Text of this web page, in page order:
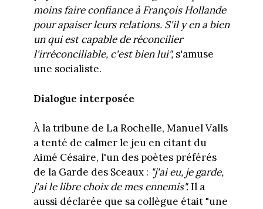
moins faire confiance à François Hollande
pour apaiser leurs relations. S'il y en a bien
un qui est capable de réconcilier
l'irréconciliable, c'est bien lui",s'amuse
une socialiste.
Dialogue interposée
À la tribune de La Rochelle, Manuel Valls
a tenté de calmer le jeu en citant du
Aimé Césaire, l'un des poètes préférés
de la Garde des Sceaux : "j'ai eu, je garde,
j'ai le libre choix de mes ennemis".Il a
aussi déclarée que sa collègue était "une